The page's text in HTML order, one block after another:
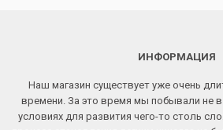
ИНФОРМАЦИЯ
Наш магазин существует уже очень
времени. За это время мы побывали не
условиях для развития чего-то столь